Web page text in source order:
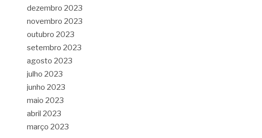
dezembro 2023
novembro 2023
outubro 2023
setembro 2023
agosto 2023
julho 2023
junho 2023
maio 2023
abril 2023
março 2023